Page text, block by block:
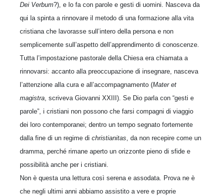
Dei Verbum?), e lo fa con parole e gesti di uomini. Nasceva da
qui la spinta a rinnovare il metodo di una formazione alla vita
cristiana che lavorasse sull’intero della persona e non
semplicemente sull’aspetto dell’apprendimento di conoscenze.
Tutta l’impostazione pastorale della Chiesa era chiamata a
rinnovarsi: accanto alla preoccupazione di insegnare, nasceva
l’attenzione alla cura e all’accompagnamento (Mater et
magistra , scriveva Giovanni XXIII). Se Dio parla con “gesti e
parole”, i cristiani non possono che farsi compagni di viaggio
dei loro contemporanei; dentro un tempo segnato fortemente
dalla fine di un regime di christianitas , da non recepire come un
dramma, perché rimane aperto un orizzonte pieno di sfide e
possibilità anche per i cristiani.
Non è questa una lettura così serena e assodata. Prova ne è
che negli ultimi anni abbiamo assistito a vere e proprie